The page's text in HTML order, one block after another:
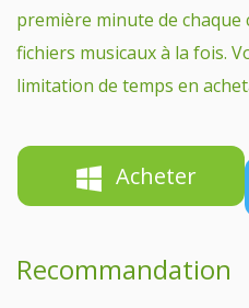
première minute de
fichiers musicaux à la fois.
limitation de temps en
Acheter
Recommandation